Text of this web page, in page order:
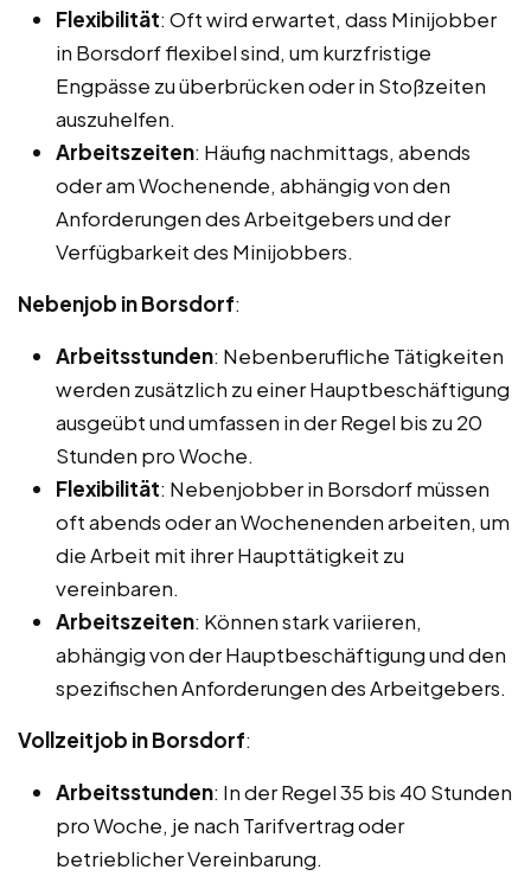
Flexibilität: Oft wird erwartet, dass Minijobber
in Borsdorf flexibel sind, um kurzfristige
Engpässe zu überbrücken oder in Stoßzeiten
auszuhelfen.
Arbeitszeiten: Häufig nachmittags, abends
oder am Wochenende, abhängig von den
Anforderungen des Arbeitgebers und der
Verfügbarkeit des Minijobbers.
Nebenjob in Borsdorf:
Arbeitsstunden: Nebenberufliche Tätigkeiten
werden zusätzlich zu einer Hauptbeschäftigung
ausgeübt und umfassen in der Regel bis zu 20
Stunden pro Woche.
Flexibilität: Nebenjobber in Borsdorf müssen
oft abends oder an Wochenenden arbeiten, um
die Arbeit mit ihrer Haupttätigkeit zu
vereinbaren.
Arbeitszeiten: Können stark variieren,
abhängig von der Hauptbeschäftigung und den
spezifischen Anforderungen des Arbeitgebers.
Vollzeitjob in Borsdorf:
Arbeitsstunden: In der Regel 35 bis 40 Stunden
pro Woche, je nach Tarifvertrag oder
betrieblicher Vereinbarung.